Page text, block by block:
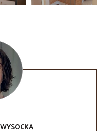
WYSOCKA